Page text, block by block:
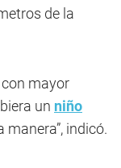
de la
mayor
un niño
indicó.